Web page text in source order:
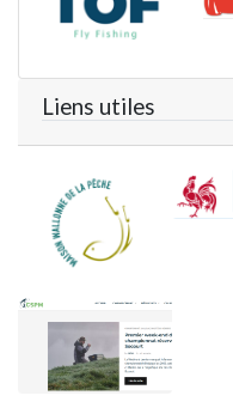
Liens utiles